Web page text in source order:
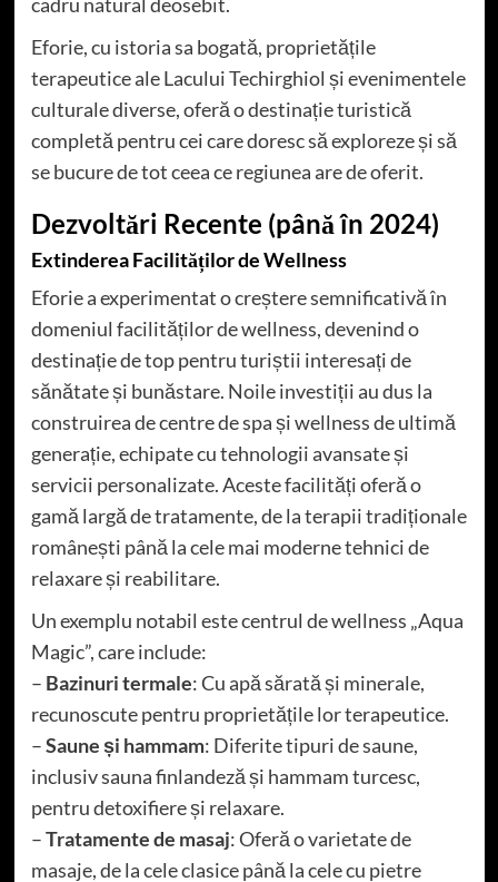
Eforie, cu istoria sa bogată, proprietățile
terapeutice ale Lacului Techirghiol și evenimentele
culturale diverse, oferă o destinație turistică
completă pentru cei care doresc să exploreze și să
se bucure de tot ceea ce regiunea are de oferit.
Dezvoltări Recente (până în 2024)
Extinderea Facilităților de Wellness
Eforie a experimentat o creștere semnificativă în
domeniul facilităților de wellness, devenind o
destinație de top pentru turiștii interesați de
sănătate și bunăstare. Noile investiții au dus la
construirea de centre de spa și wellness de ultimă
generație, echipate cu tehnologii avansate și
servicii personalizate. Aceste facilități oferă o
gamă largă de tratamente, de la terapii tradiționale
românești până la cele mai moderne tehnici de
relaxare și reabilitare.
Un exemplu notabil este centrul de wellness „Aqua
Magic”, care include:
– Bazinuri termale: Cu apă sărată și minerale,
recunoscute pentru proprietățile lor terapeutice.
–Saune și hammam: Diferite tipuri de saune,
inclusiv sauna finlandeză și hammam turcesc,
pentru detoxifiere și relaxare.
–Tratamente de masaj: Oferă o varietate de
masaje, de la cele clasice până la cele cu pietre